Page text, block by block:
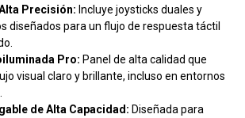
Precisión: Incluye joysticks duales y
diseñados para un flujo de respuesta táctil
Pro: Panel de alta calidad que
visual claro y brillante, incluso en entornos
de Alta Capacidad: Diseñada para